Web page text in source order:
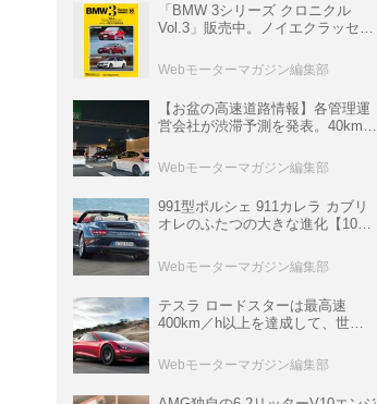
「BMW 3シリーズ クロニクル
Vol.3」販売中。ノイエクラッセか
ムック
Webモーターマガジン編集部
【お盆の高速道路情報】各管理運
営会社が渋滞予測を発表。40km以
数ある
Webモーターマガジン編集部
991型ポルシェ 911カレラ カブリ
オレのふたつの大きな進化【10年
Webモーターマガジン編集部
テスラ ロードスターは最高速
400km／h以上を達成して、世界
ーカークロニクル・完全版／
113】
Webモーターマガジン編集部